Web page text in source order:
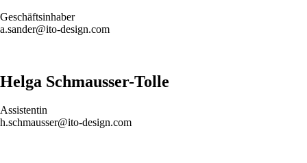
Geschäftsinhaber
a.sander@ito-design.com
Helga Schmausser-Tolle
Assistentin
h.schmausser@ito-design.com